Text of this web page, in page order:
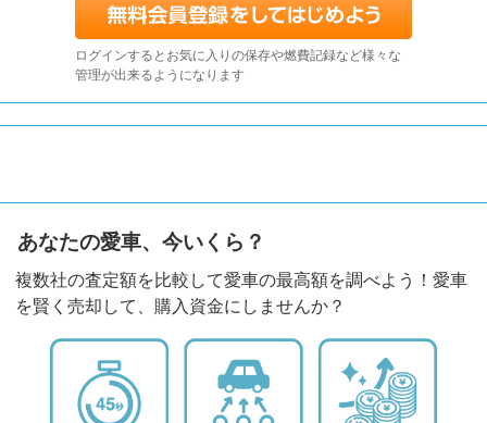
ログインするとお気に入りの保存や燃費記録など様々な
管理が出来るようになります
あなたの愛車、今いくら？
複数社の査定額を比較して愛車の最高額を調べよう！愛車
を賢く売却して、購入資金にしませんか？